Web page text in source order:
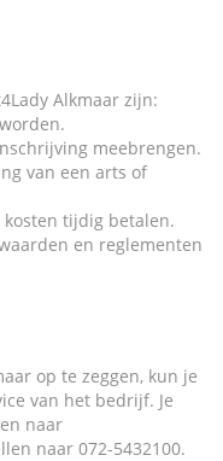
Alkmaar zijn:
meebrengen.
van een arts of
tijdig betalen.
en reglementen
op te zeggen, kun je
van het bedrijf. Je
naar
naar 072-5432100.